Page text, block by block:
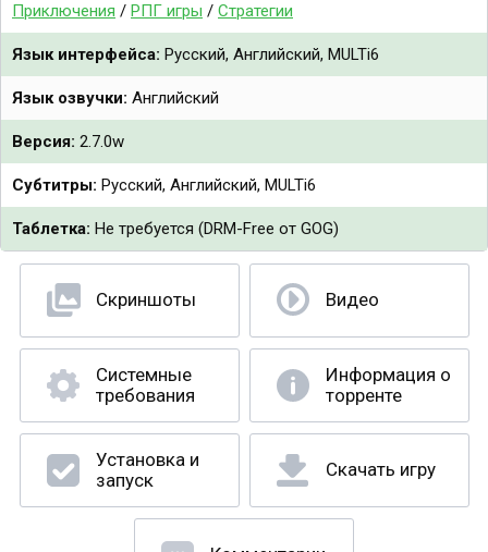
Приключения / РПГ игры / Стратегии
Язык интерфейса: Русский, Английский, MULTi6
Язык озвучки: Английский
Версия: 2.7.0w
Субтитры: Русский, Английский, MULTi6
Таблетка: Не требуется (DRM-Free от GOG)
Скриншоты Видео
Системные
требования
Информация о
торренте
Установка и
запуск
Скачать игру